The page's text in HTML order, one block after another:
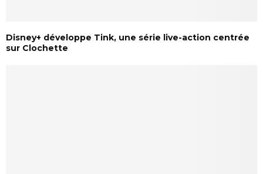
Disney+ développe Tink, une série live-action centrée
sur Clochette